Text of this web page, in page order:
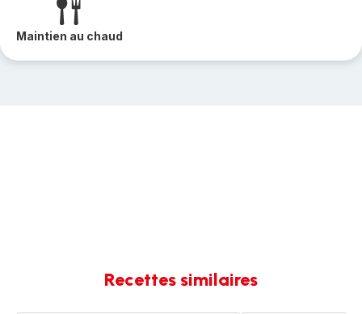
Maintien au chaud
Recettes similaires